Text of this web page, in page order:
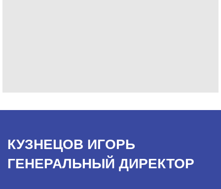
КУЗНЕЦОВ ИГОРЬ
ГЕНЕРАЛЬНЫЙ ДИРЕКТОР